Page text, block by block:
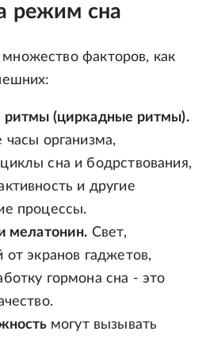
режим сна
факторов, как
ритмы (циркадные ритмы).
часы организма,
сна и бодрствования,
и другие
процессы.
мелатонин. Свет,
от экранов гаджетов,
гормона сна - это
могут вызывать